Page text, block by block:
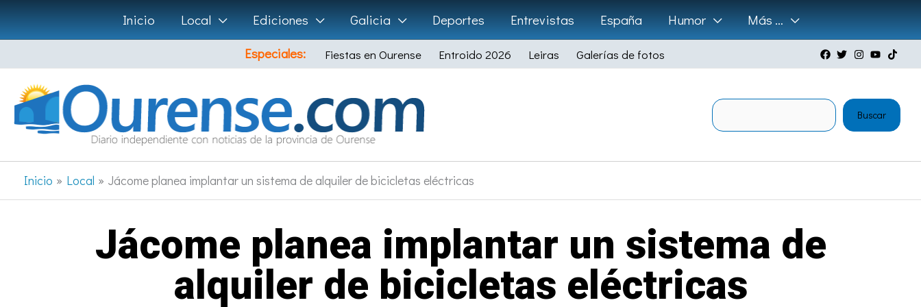
Ir
al
contenido
Inicio Local Ediciones Galicia Deportes Entrevistas España Humor
Más …
Especiales:
Fiestas en Ourense Entroido 2026 Leiras Galerías de fotos
Buscar
Inicio Local Jácome planea implantar un sistema de alquiler de bicicletas eléctricas
Jácome planea implantar un sistema de
alquiler de bicicletas eléctricas